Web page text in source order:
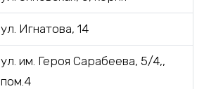
ул. Игнатова, 14
ул. им. Героя Сарабеева, 5/4,,
пом.4